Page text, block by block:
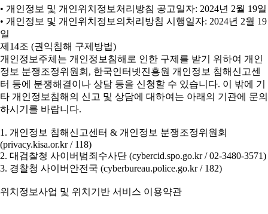
• 개인정보 및 개인위치정보처리방침 공고일자: 2024년 2월 19일
• 개인정보 및 개인위치정보의처리방침 시행일자: 2024년 2월 19
일
제14조 (권익침해 구제방법)
개인정보주체는 개인정보침해로 인한 구제를 받기 위하여 개인
정보 분쟁조정위원회, 한국인터넷진흥원 개인정보 침해신고센
터 등에 분쟁해결이나 상담 등을 신청할 수 있습니다. 이 밖에 기
타 개인정보침해의 신고 및 상담에 대하여는 아래의 기관에 문의
하시기를 바랍니다.
1. 개인정보 침해신고센터 & 개인정보 분쟁조정위원회
(privacy.kisa.or.kr / 118)
2. 대검찰청 사이버범죄수사단 (cybercid.spo.go.kr / 02-3480-3571)
3. 경찰청 사이버안전국 (cyberbureau.police.go.kr / 182)
위치정보사업 및 위치기반 서비스 이용약관